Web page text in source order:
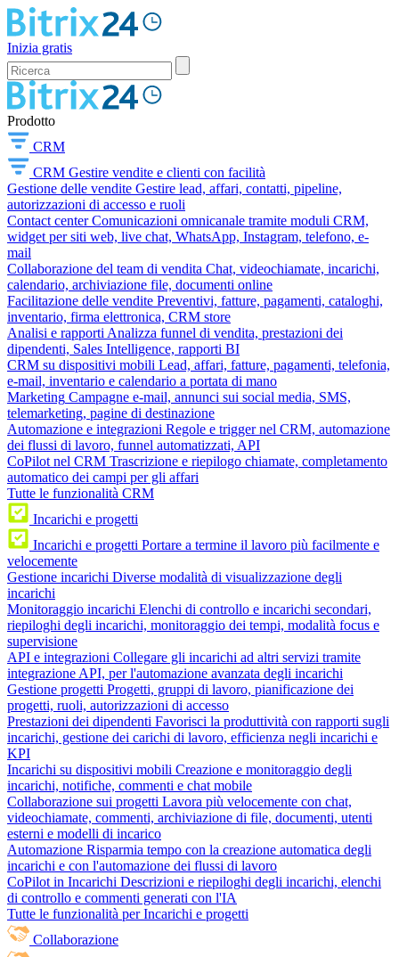
Inizia gratis
Prodotto
CRM
CRM Gestire vendite e clienti con facilità
Gestione delle vendite Gestire lead, affari, contatti, pipeline,
autorizzazioni di accesso e ruoli
Contact center Comunicazioni omnicanale tramite moduli CRM,
widget per siti web, live chat, WhatsApp, Instagram, telefono, e-
mail
Collaborazione del team di vendita Chat, videochiamate, incarichi,
calendario, archiviazione file, documenti online
Facilitazione delle vendite Preventivi, fatture, pagamenti, cataloghi,
inventario, firma elettronica, CRM store
Analisi e rapporti Analizza funnel di vendita, prestazioni dei
dipendenti, Sales Intelligence, rapporti BI
CRM su dispositivi mobili Lead, affari, fatture, pagamenti, telefonia,
e-mail, inventario e calendario a portata di mano
Marketing Campagne e-mail, annunci sui social media, SMS,
telemarketing, pagine di destinazione
Automazione e integrazioni Regole e trigger nel CRM, automazione
dei flussi di lavoro, funnel automatizzati, API
CoPilot nel CRM Trascrizione e riepilogo chiamate, completamento
automatico dei campi per gli affari
Tutte le funzionalità CRM
Incarichi e progetti
Incarichi e progetti Portare a termine il lavoro più facilmente e
velocemente
Gestione incarichi Diverse modalità di visualizzazione degli
incarichi
Monitoraggio incarichi Elenchi di controllo e incarichi secondari,
riepiloghi degli incarichi, monitoraggio dei tempi, modalità focus e
supervisione
API e integrazioni Collegare gli incarichi ad altri servizi tramite
integrazione API, per l'automazione avanzata degli incarichi
Gestione progetti Progetti, gruppi di lavoro, pianificazione dei
progetti, ruoli, autorizzazioni di accesso
Prestazioni dei dipendenti Favorisci la produttività con rapporti sugli
incarichi, gestione dei carichi di lavoro, efficienza negli incarichi e
KPI
Incarichi su dispositivi mobili Creazione e monitoraggio degli
incarichi, notifiche, commenti e chat mobile
Collaborazione sui progetti Lavora più velocemente con chat,
videochiamate, commenti, archiviazione di file, documenti, utenti
esterni e modelli di incarico
Automazione Risparmia tempo con la creazione automatica degli
incarichi e con l'automazione dei flussi di lavoro
CoPilot in Incarichi Descrizioni e riepiloghi degli incarichi, elenchi
di controllo e commenti generati con l'IA
Tutte le funzionalità per Incarichi e progetti
Collaborazione